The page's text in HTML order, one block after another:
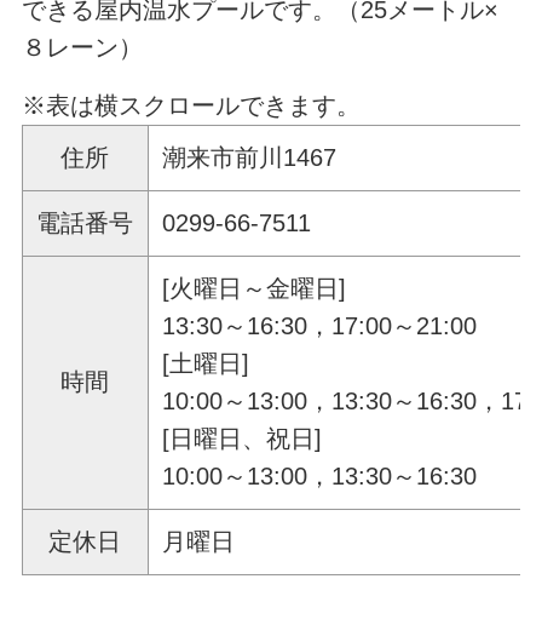
できる屋内温水プールです。（25メートル×
８レーン）
※表は横スクロールできます。
住所
潮来市前川1467
電話番号 0299-66-7511
時間
[火曜日～金曜日]
13:30～16:30，17:00～21:00
[土曜日]
10:00～13:00，13:30～16:30，
[日曜日、祝日]
10:00～13:00，13:30～16:30
定休日 月曜日